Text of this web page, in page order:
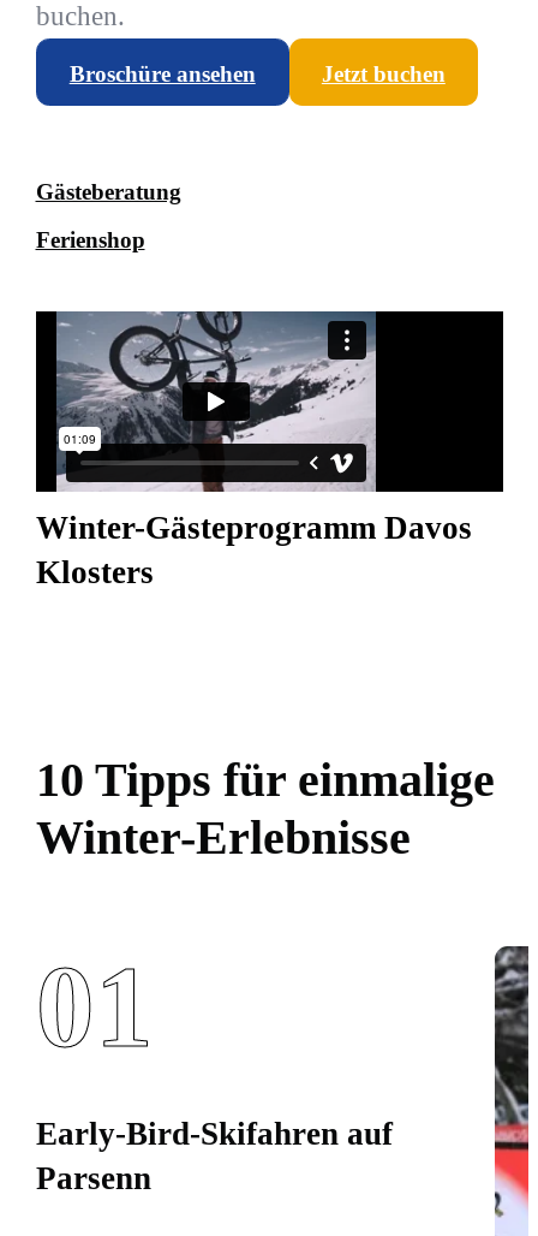
buchen.
Broschüre ansehen Jetzt buchen
Gästeberatung
Ferienshop
Winter-Gästeprogramm Davos
Klosters
10 Tipps für einmalige
Winter-Erlebnisse
01
Early-Bird-Skifahren auf
Parsenn